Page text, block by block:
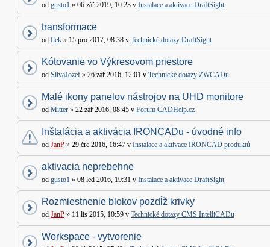
od gusto1 » 06 zář 2019, 10:23 v Instalace a aktivace DraftSight
transformace
od flek » 15 pro 2017, 08:38 v Technické dotazy DraftSight
Kótovanie vo Výkresovom priestore
od SlivaJozef » 26 zář 2016, 12:01 v Technické dotazy ZWCADu
Malé ikony panelov nástrojov na UHD monitore
od Mitter » 22 zář 2016, 08:45 v Forum CADHelp.cz
Inštalácia a aktivácia IRONCADu - úvodné info
od JanP » 29 črc 2016, 16:47 v Instalace a aktivace IRONCAD produktů
aktivacia neprebehne
od gusto1 » 08 led 2016, 19:31 v Instalace a aktivace DraftSight
Rozmiestnenie blokov pozdĺž krivky
od JanP » 11 lis 2015, 10:59 v Technické dotazy CMS IntelliCADu
Workspace - vytvorenie